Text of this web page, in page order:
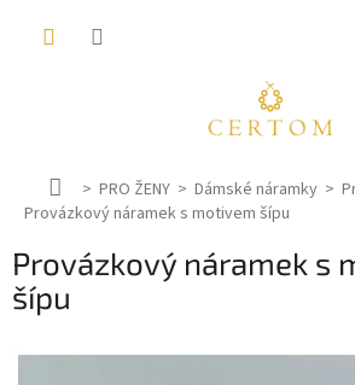
D
o
ů
PRO ŽENY Dámské náramky
Provázkový náramek s motivem šípu
Provázkový náramek s
šípu